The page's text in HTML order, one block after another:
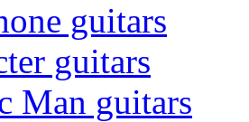
guitars
guitars
Man guitars